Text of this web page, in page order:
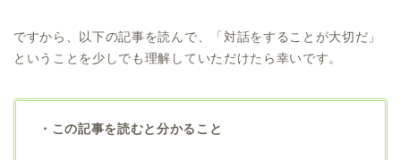
ですから、以下の記事を読んで、「対話をすることが大切だ」
ということを少しでも理解していただけたら幸いです。
・この記事を読むと分かること